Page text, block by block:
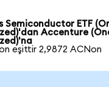
Semiconductor ETF
Accenture
eşittir 2,9872 ACNon